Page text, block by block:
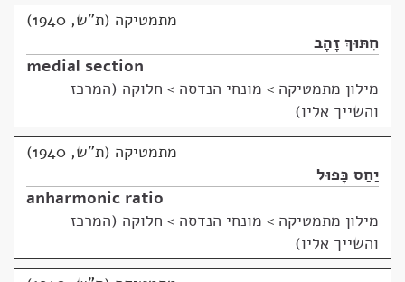
מתמטיקה (ת"ש, 1940)
חִתּוּךְ זָהָב
medial section
מילון מתמטיקה > מונחי הנדסה > חלוקה (המרכז
והשייך אליו)
מתמטיקה (ת"ש, 1940)
יַחַס כָּפוּל
anharmonic ratio
מילון מתמטיקה > מונחי הנדסה > חלוקה (המרכז
והשייך אליו)